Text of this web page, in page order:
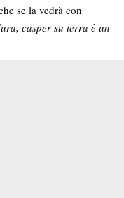
se la vedrà con
casper su terra è un